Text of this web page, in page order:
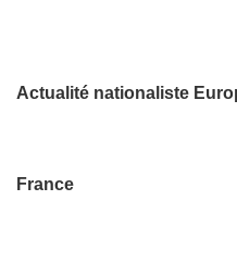
Actualité nationaliste
France